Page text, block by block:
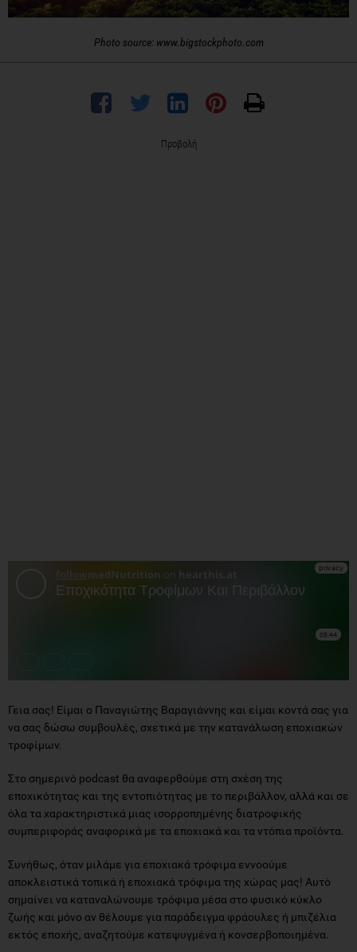
Προβολή
να σας δώσω συμβουλές, σχετικά με την κατανάλωση εποχιακών
Στο σημερινό podcast θα αναφερθούμε στη σχέση της
εποχικότητας και της εντοπιότητας με το περιβάλλον, αλλά και σε
συμπεριφοράς αναφορικά με τα εποχιακά και τα ντόπια προϊόντα.
Συνήθως, όταν μιλάμε για εποχιακά τρόφιμα εννοούμε
αποκλειστικά τοπικά ή εποχιακά τρόφιμα της χώρας μας! Αυτό
ζωής και μόνο αν θέλουμε για παράδειγμα φράουλες ή μπιζέλια
εκτός εποχής, αναζητούμε κατεψυγμένα ή κονσερβοποιημένα.
Κατανάλωση εποχικών τροφίμων μια
οικοφιλική συμπεριφορά